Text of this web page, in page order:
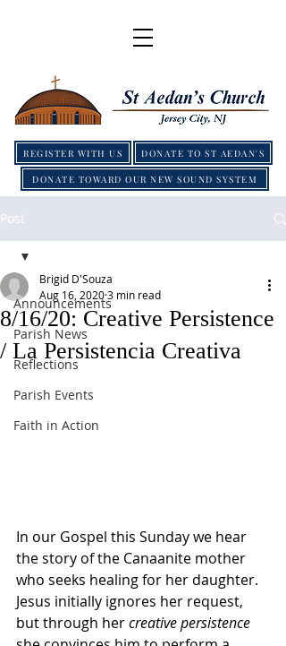
REGISTER WITH US DONATE TO ST AEDAN'S
DONATE TOWARD OUR NEW SOUND SYSTEM
Post
Announcements
Parish News
Reflections
Parish Events
Faith in Action
8/16/20: Creative Persistence
/ La Persistencia Creativa
Brigid D'Souza
Aug 16, 20203 min read
In our Gospel this Sunday we hear
the story of the Canaanite mother
who seeks healing for her daughter.
Jesus initially ignores her request,
but through her creative persistence